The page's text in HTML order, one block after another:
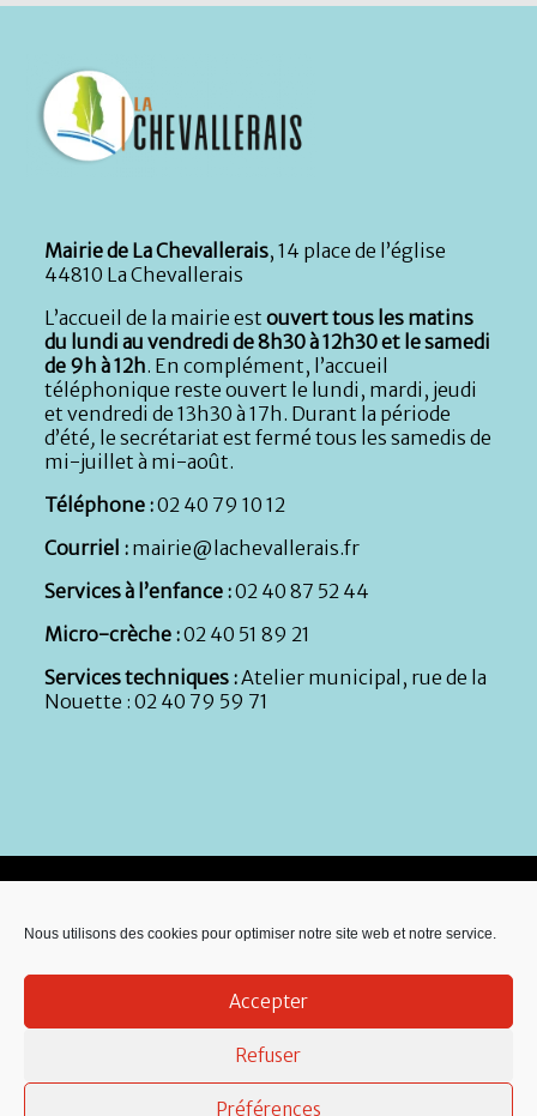
Nous utilisons des cookies pour optimiser notre site web et notre service.
Accepter
Refuser
Préférences
Mairie de La Chevallerais, 14 place de l’église
44810 La Chevallerais
L’accueil de la mairie estouvert tous les matins
du lundi au vendredi de 8h30 à 12h30 et le samedi
de 9h à 12h. En complément, l’accueil
téléphonique reste ouvert le lundi, mardi, jeudi
et vendredi de 13h30 à 17h. Durant la période
d’été, le secrétariat est fermé tous les samedis de
mi-juillet à mi-août.
Téléphone :02 40 79 10 12
Courriel : mairie@lachevallerais.fr
Services à l’enfance :02 40 87 52 44
Micro-crèche :02 40 51 89 21
Services techniques :Atelier municipal, rue de la
Nouette : 02 40 79 59 71